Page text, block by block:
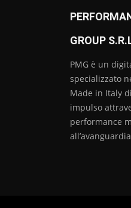
GROUP
PMG è un
specializzato
Made in Italy
impulso
performance